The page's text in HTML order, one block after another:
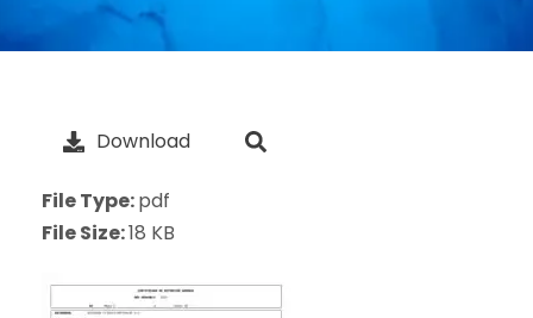
Download
File Type:pdf
File Size:18 KB